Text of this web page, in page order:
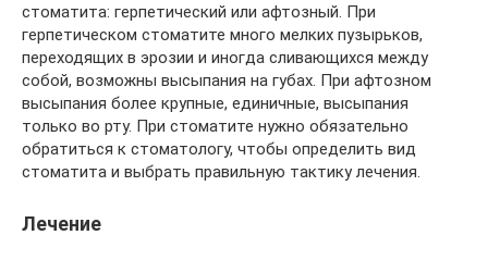
стоматита: герпетический или афтозный. При
герпетическом стоматите много мелких пузырьков,
переходящих в эрозии и иногда сливающихся между
собой, возможны высыпания на губах. При афтозном
высыпания более крупные, единичные, высыпания
только во рту. При стоматите нужно обязательно
обратиться к стоматологу, чтобы определить вид
стоматита и выбрать правильную тактику лечения.
Лечение